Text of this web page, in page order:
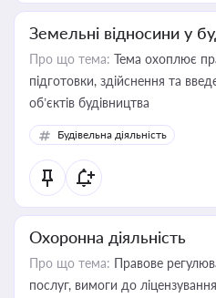
Земельні відносини у
Про що тема: Тема охоплює
підготовки, здійснення та
об’єктів будівництва
Будівельна діяльність
Охоронна діяльність
Про що тема: Правове
послуг, вимоги до